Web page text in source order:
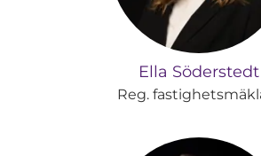
Ella Söderstedt
Reg.